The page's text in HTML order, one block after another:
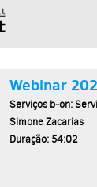
Webinar
Serviços b-on:
Simone Zacarias
Duração: 54:02